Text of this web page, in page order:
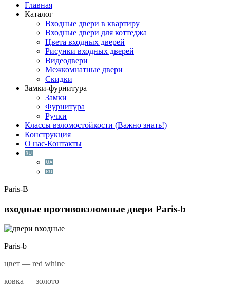
Главная
Каталог
Входные двери в квартиру
Входные двери для коттеджа
Цвета входных дверей
Рисунки входных дверей
Видеодвери
Межкомнатные двери
Скидки
Замки-фурнитура
Замки
Фурнитура
Ручки
Классы взломостойкости (Важно знать!)
Конструкция
О нас-Контакты
Paris-B
входные противовзломные двери Paris-b
Paris-b
цвет — red whine
ковка — золото